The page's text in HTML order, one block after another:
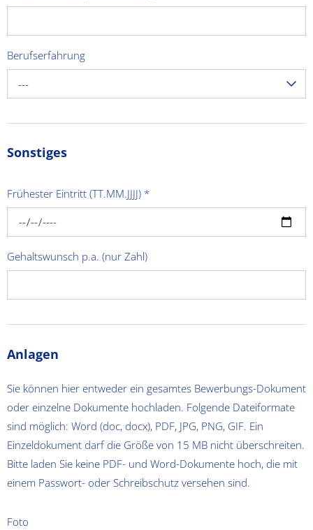
Berufserfahrung
---
Sonstiges
Frühester Eintritt (TT.MM.JJJJ) *
Gehaltswunsch p.a. (nur Zahl)
Anlagen
Sie können hier entweder ein gesamtes Bewerbungs-Dokument
oder einzelne Dokumente hochladen. Folgende Dateiformate
sind möglich: Word (doc, docx), PDF, JPG, PNG, GIF. Ein
Einzeldokument darf die Größe von 15 MB nicht überschreiten.
Bitte laden Sie keine PDF- und Word-Dokumente hoch, die mit
einem Passwort- oder Schreibschutz versehen sind.
Foto